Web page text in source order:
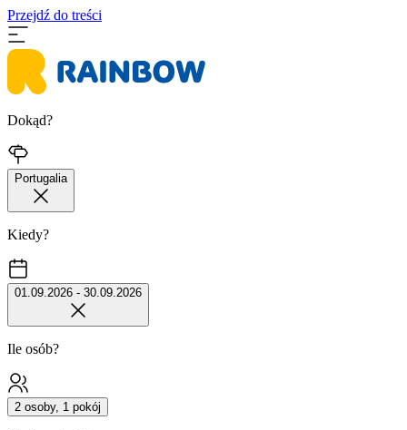
Przejdź do treści
Dokąd?
Portugalia
Kiedy?
01.09.2026 - 30.09.2026
Ile osób?
2 osoby, 1 pokój